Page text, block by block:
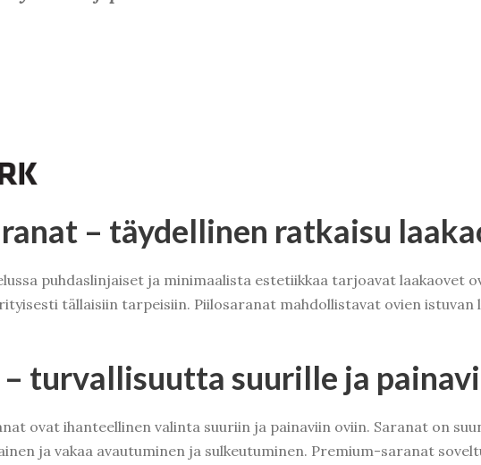
– täydellinen ratkaisu
puhdaslinjaiset ja minimaalista estetiikkaa tarjoavat laakaovet
tällaisiin tarpeisiin. Piilosaranat mahdollistavat ovien
turvallisuutta suurille ja
ovat ihanteellinen valinta suuriin ja painaviin oviin. Saranat on
ja vakaa avautuminen ja sulkeutuminen. Premium-saranat